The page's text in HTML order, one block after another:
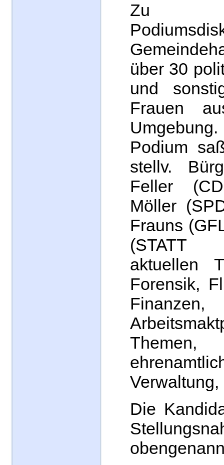
Zu
über 30
und
Frauen
Podium
stellv.
Feller
Möller
Frauns
(STATT
aktuellen
Forensik,
Die